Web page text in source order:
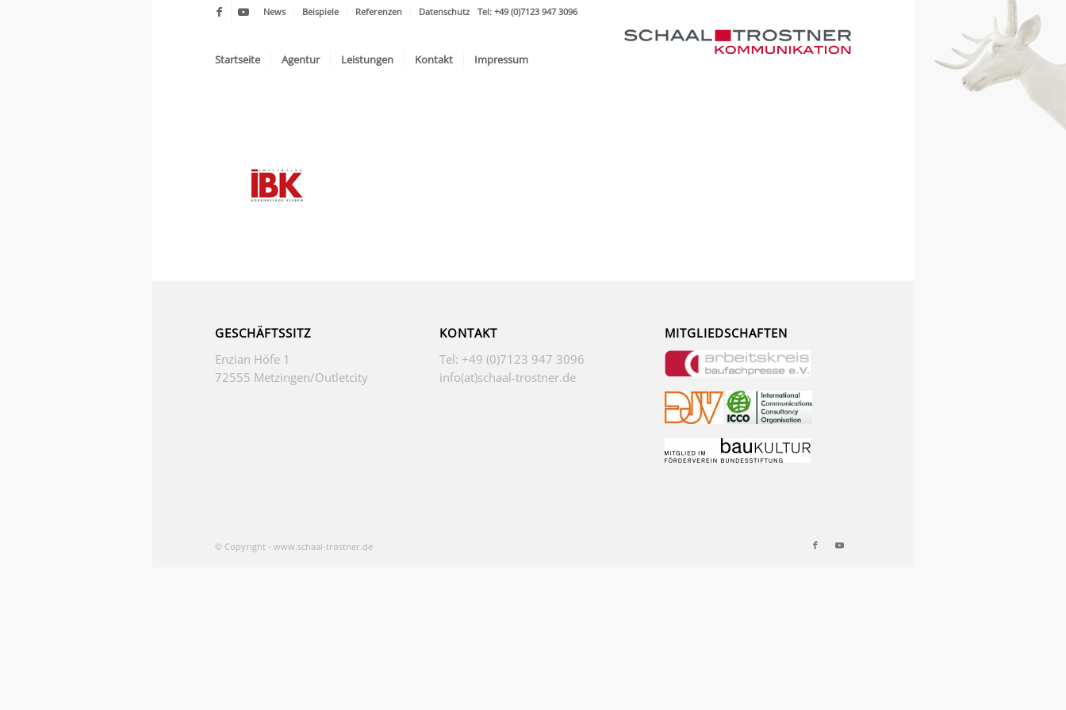
News Beispiele Referenzen Datenschutz Tel: +49 (0)7123 947 3096
Startseite Agentur Leistungen Kontakt Impressum
GESCHÄFTSSITZ
Enzian Höfe 1
72555 Metzingen/Outletcity
KONTAKT
Tel: +49 (0)7123 947 3096
info(at)schaal-trostner.de
MITGLIEDSCHAFTEN
© Copyright - www.schaal-trostner.de